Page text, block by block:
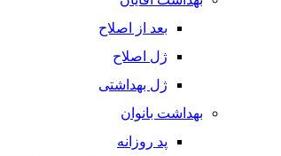
بعد از اصلاح
ژل اصلاح
ژل بهداشتی
بهداشت بانوان
پد روزانه